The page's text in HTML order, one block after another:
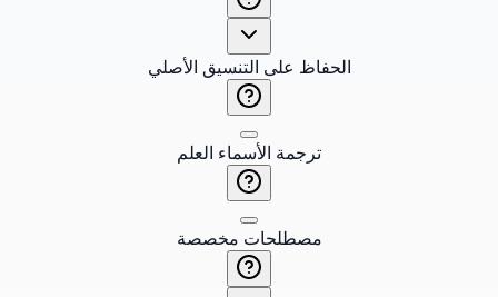
الحفاظ على التنسيق الأصلي
ترجمة الأسماء العلم
مصطلحات مخصصة